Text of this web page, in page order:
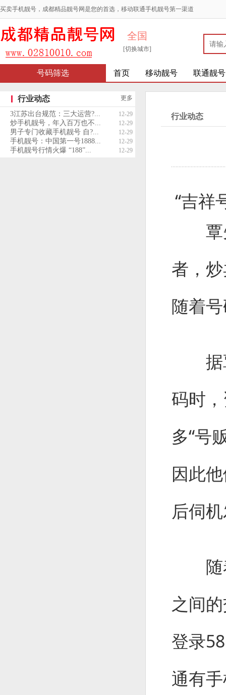
买卖手机靓号，成都精品靓号网是您的首选，移动联通手机靓号第一渠道
全国
[切换城市]
号码筛选 首页 移动靓号 联通靓号
行业动态 更多
3江苏出台规范：三大运营?... 12-29
炒手机靓号，年入百万也不... 12-29
男子专门收藏手机靓号 自?... 12-29
手机靓号：中国第一号1888... 12-29
手机靓号行情火爆 “188”... 12-29
行业动态
“吉祥
覃先
者，
随着
据覃
码时
多“号
因此
后伺
随着
之间
登录
通有